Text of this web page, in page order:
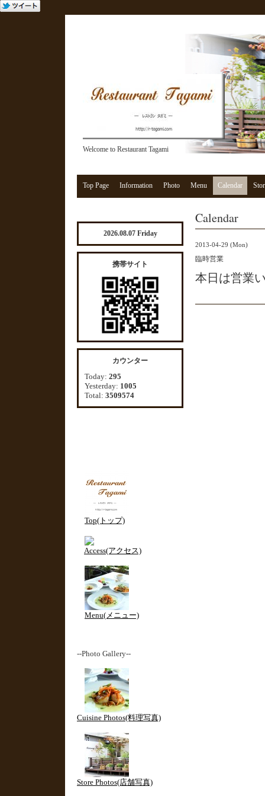
Welcome to Restaurant Tagami
Top Page Information Photo Menu Calendar
Calendar
2013-04-29 (Mon)
臨時営業
本日は営業
2026.08.07 Friday
携帯サイト
カウンター
Today: 295
Yesterday: 1005
Total: 3509574
Top(トップ)
Access(アクセス)
Menu(メニュー)
--Photo Gallery--
Cuisine Photos(料理写真)
Store Photos(店舗写真)